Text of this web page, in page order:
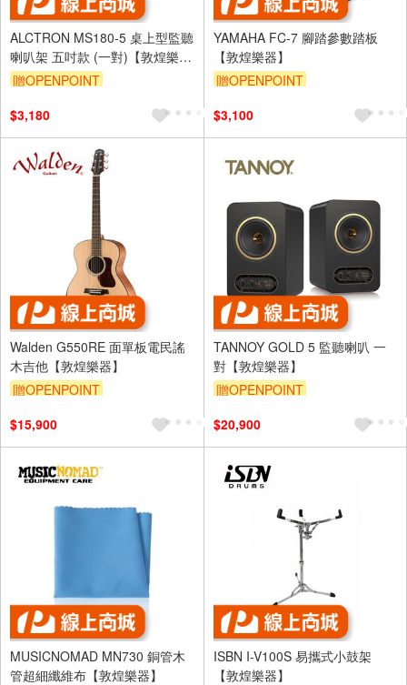
ALCTRON MS180-5 桌上型監聽
喇叭架 五吋款 (一對)【敦煌樂
器】
贈OPENPOINT
$3,180
YAMAHA FC-7 腳踏參數踏板
【敦煌樂器】
贈OPENPOINT
$3,100
Walden G550RE 面單板電民謠
木吉他【敦煌樂器】
贈OPENPOINT
$15,900
TANNOY GOLD 5 監聽喇叭 一
對【敦煌樂器】
贈OPENPOINT
$20,900
MUSICNOMAD MN730 銅管木
管超細纖維布【敦煌樂器】
ISBN I-V100S 易攜式小鼓架
【敦煌樂器】